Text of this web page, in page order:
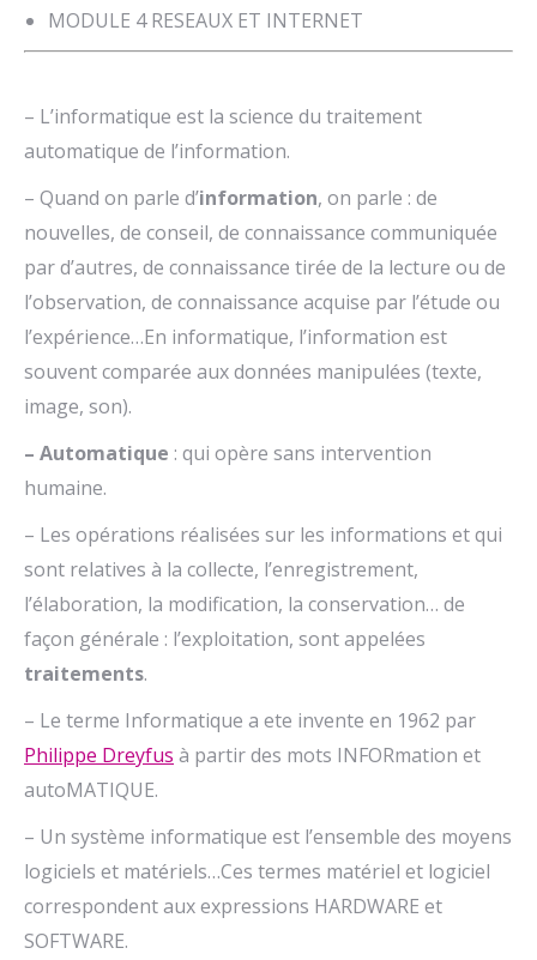
MODULE 4 RESEAUX ET INTERNET
– L’informatique est la science du traitement
automatique de l’information.
– Quand on parle d’information, on parle : de
nouvelles, de conseil, de connaissance communiquée
par d’autres, de connaissance tirée de la lecture ou de
l’observation, de connaissance acquise par l’étude ou
l’expérience…En informatique, l’information est
souvent comparée aux données manipulées (texte,
image, son).
– Automatique : qui opère sans intervention
humaine.
– Les opérations réalisées sur les informations et qui
sont relatives à la collecte, l’enregistrement,
l’élaboration, la modification, la conservation… de
façon générale : l’exploitation, sont appelées
traitements.
– Le terme Informatique a ete invente en 1962 par
Philippe Dreyfus à partir des mots INFORmation et
autoMATIQUE.
– Un système informatique est l’ensemble des moyens
logiciels et matériels…Ces termes matériel et logiciel
correspondent aux expressions HARDWARE et
SOFTWARE.